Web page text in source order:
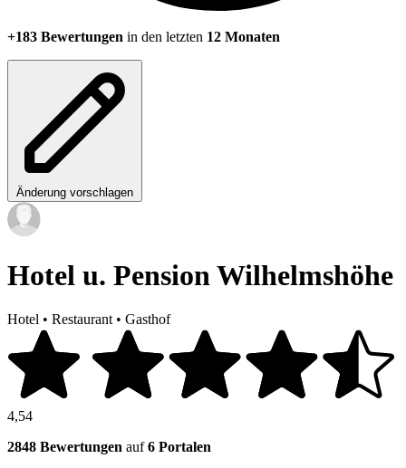
+183 Bewertungen in den letzten 12 Monaten
Änderung vorschlagen
Hotel u. Pension Wilhelmshöhe
Hotel • Restaurant • Gasthof
4,54
2848 Bewertungen auf6 Portalen